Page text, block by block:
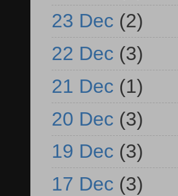
23 Dec (2)
22 Dec (3)
21 Dec (1)
20 Dec (3)
19 Dec (3)
17 Dec (3)